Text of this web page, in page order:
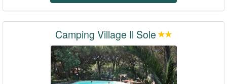
Camping Village Il Sole